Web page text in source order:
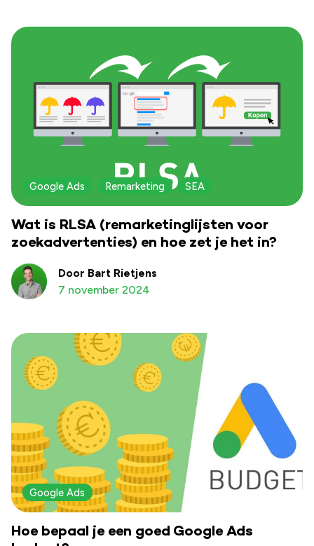
Google Ads Remarketing SEA
Wat is RLSA (remarketinglijsten voor
zoekadvertenties) en hoe zet je het in?
Door Bart Rietjens
7 november 2024
Google Ads
Hoe bepaal je een goed Google Ads